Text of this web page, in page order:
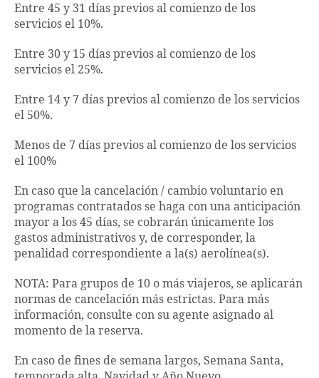
Entre 45 y 31 días previos al comienzo de los
servicios el 10%.
Entre 30 y 15 días previos al comienzo de los
servicios el 25%.
Entre 14 y 7 días previos al comienzo de los servicios
el 50%.
Menos de 7 días previos al comienzo de los servicios
el 100%
En caso que la cancelación / cambio voluntario en
programas contratados se haga con una anticipación
mayor a los 45 días, se cobrarán únicamente los
gastos administrativos y, de corresponder, la
penalidad correspondiente a la(s) aerolínea(s).
NOTA: Para grupos de 10 o más viajeros, se aplicarán
normas de cancelación más estrictas. Para más
información, consulte con su agente asignado al
momento de la reserva.
En caso de fines de semana largos, Semana Santa,